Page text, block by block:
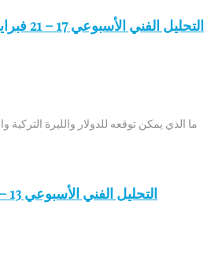
ما الذي يمكن توقعه للدولار والليرة التركية